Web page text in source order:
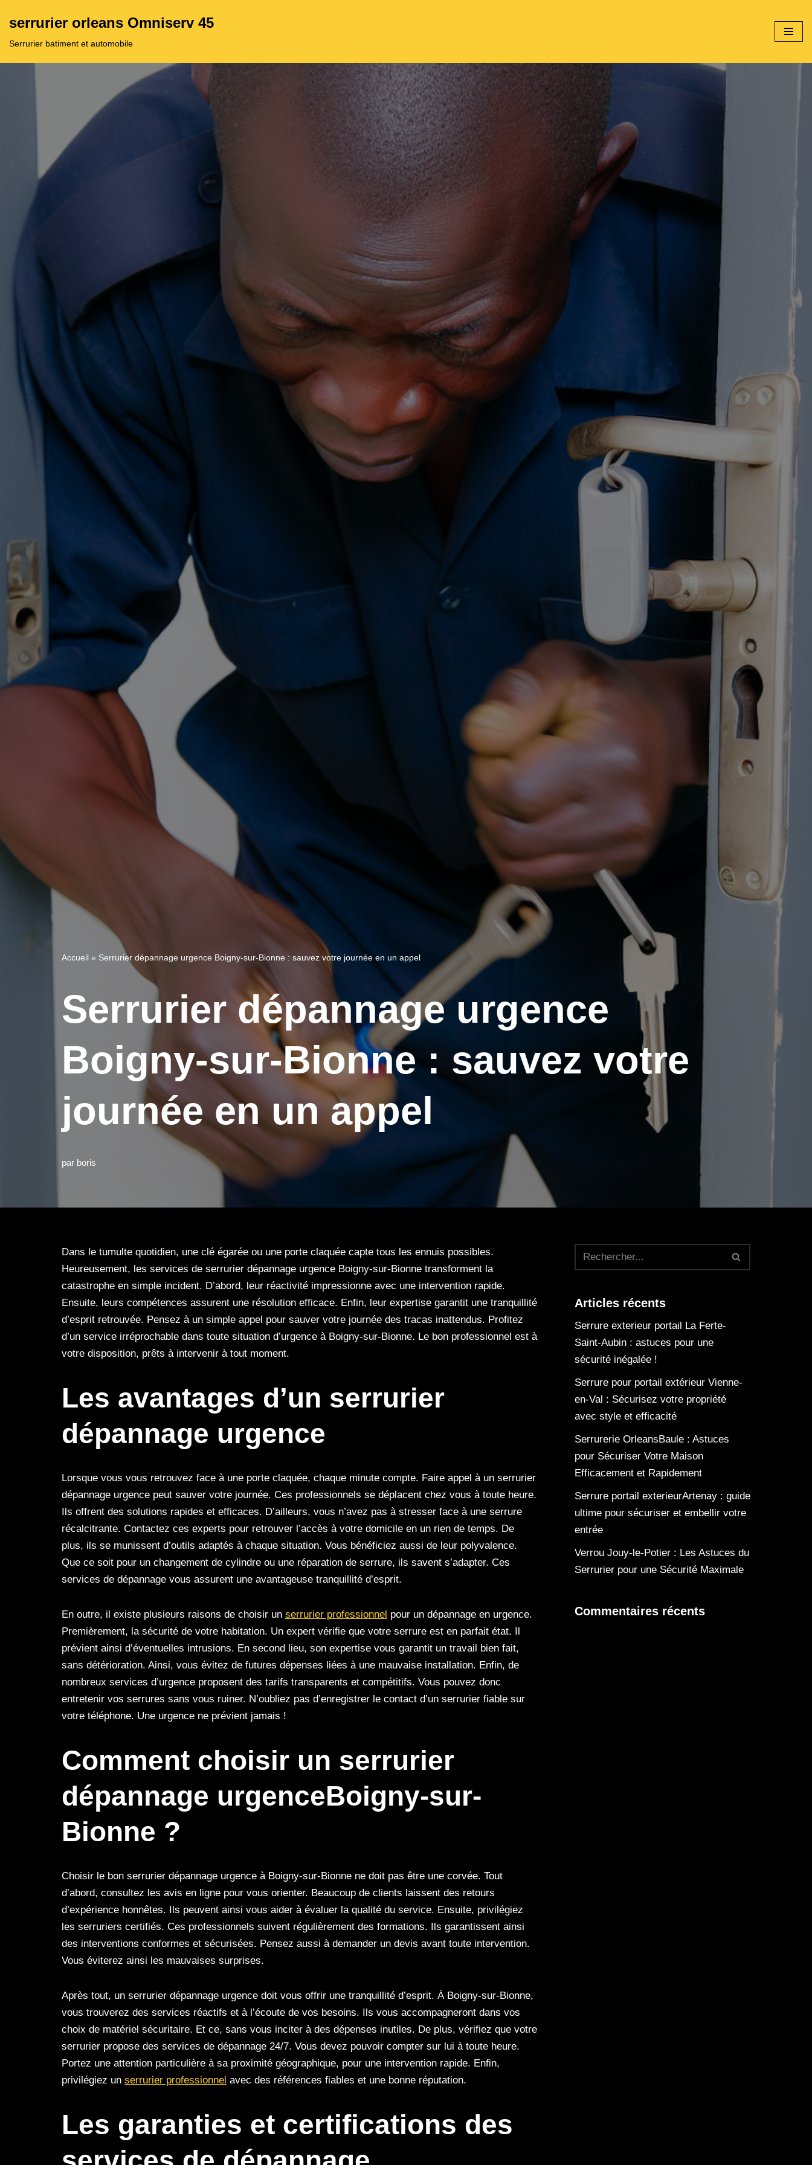
au
serrurier orleans Omniserv 45
Serrurier batiment et automobile
Accueil » Serrurier dépannage urgence Boigny-sur-Bionne : sauvez votre journée en un appel
Serrurier dépannage urgence
Boigny-sur-Bionne : sauvez votre
journée en un appel
par boris
Dans le tumulte quotidien, une clé égarée ou une porte claquée capte tous les ennuis possibles.
Heureusement, les services de serrurier dépannage urgence Boigny-sur-Bionne transforment la
catastrophe en simple incident. D’abord, leur réactivité impressionne avec une intervention rapide.
Ensuite, leurs compétences assurent une résolution efficace. Enfin, leur expertise garantit une tranquillité
d’esprit retrouvée. Pensez à un simple appel pour sauver votre journée des tracas inattendus. Profitez
d’un service irréprochable dans toute situation d’urgence à Boigny-sur-Bionne. Le bon professionnel est à
votre disposition, prêts à intervenir à tout moment.
Les avantages d’un serrurier
dépannage urgence
Lorsque vous vous retrouvez face à une porte claquée, chaque minute compte. Faire appel à un serrurier
dépannage urgence peut sauver votre journée. Ces professionnels se déplacent chez vous à toute heure.
Ils offrent des solutions rapides et efficaces. D’ailleurs, vous n’avez pas à stresser face à une serrure
récalcitrante. Contactez ces experts pour retrouver l’accès à votre domicile en un rien de temps. De
plus, ils se munissent d’outils adaptés à chaque situation. Vous bénéficiez aussi de leur polyvalence.
Que ce soit pour un changement de cylindre ou une réparation de serrure, ils savent s’adapter. Ces
services de dépannage vous assurent une avantageuse tranquillité d’esprit.
En outre, il existe plusieurs raisons de choisir un serrurier professionnel pour un dépannage en urgence.
Premièrement, la sécurité de votre habitation. Un expert vérifie que votre serrure est en parfait état. Il
prévient ainsi d’éventuelles intrusions. En second lieu, son expertise vous garantit un travail bien fait,
sans détérioration. Ainsi, vous évitez de futures dépenses liées à une mauvaise installation. Enfin, de
nombreux services d’urgence proposent des tarifs transparents et compétitifs. Vous pouvez donc
entretenir vos serrures sans vous ruiner. N’oubliez pas d’enregistrer le contact d’un serrurier fiable sur
votre téléphone. Une urgence ne prévient jamais !
Comment choisir un serrurier
dépannage urgenceBoigny-sur-
Bionne ?
Choisir le bon serrurier dépannage urgence à Boigny-sur-Bionne ne doit pas être une corvée. Tout
d’abord, consultez les avis en ligne pour vous orienter. Beaucoup de clients laissent des retours
d’expérience honnêtes. Ils peuvent ainsi vous aider à évaluer la qualité du service. Ensuite, privilégiez
les serruriers certifiés. Ces professionnels suivent régulièrement des formations. Ils garantissent ainsi
des interventions conformes et sécurisées. Pensez aussi à demander un devis avant toute intervention.
Vous éviterez ainsi les mauvaises surprises.
Après tout, un serrurier dépannage urgence doit vous offrir une tranquillité d’esprit. À Boigny-sur-Bionne,
vous trouverez des services réactifs et à l’écoute de vos besoins. Ils vous accompagneront dans vos
choix de matériel sécuritaire. Et ce, sans vous inciter à des dépenses inutiles. De plus, vérifiez que votre
serrurier propose des services de dépannage 24/7. Vous devez pouvoir compter sur lui à toute heure.
Portez une attention particulière à sa proximité géographique, pour une intervention rapide. Enfin,
privilégiez un serrurier professionnel avec des références fiables et une bonne réputation.
Les garanties et certifications des
Articles récents
Serrure exterieur portail La Ferte-
Saint-Aubin : astuces pour une
sécurité inégalée !
Serrure pour portail extérieur Vienne-
en-Val : Sécurisez votre propriété
avec style et efficacité
Serrurerie OrleansBaule : Astuces
pour Sécuriser Votre Maison
Efficacement et Rapidement
Serrure portail exterieurArtenay : guide
ultime pour sécuriser et embellir votre
entrée
Verrou Jouy-le-Potier : Les Astuces du
Serrurier pour une Sécurité Maximale
Commentaires récents